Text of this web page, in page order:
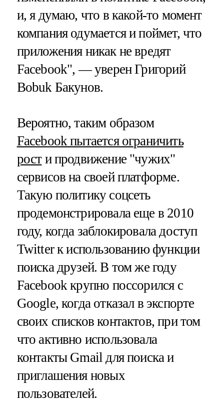
и, я думаю, что в какой-то момент
компания одумается и поймет, что
приложения никак не вредят
Facebook", — уверен Григорий
Bobuk Бакунов.
Вероятно, таким образом
Facebook пытается ограничить
рости продвижение "чужих"
сервисов на своей платформе.
Такую политику соцсеть
продемонстрировала еще в 2010
году, когда заблокировала доступ
Twitter к использованию функции
поиска друзей. В том же году
Facebook крупно поссорился с
Google, когда отказал в экспорте
своих списков контактов, при том
что активно использовала
контакты Gmail для поиска и
приглашения новых
пользователей.